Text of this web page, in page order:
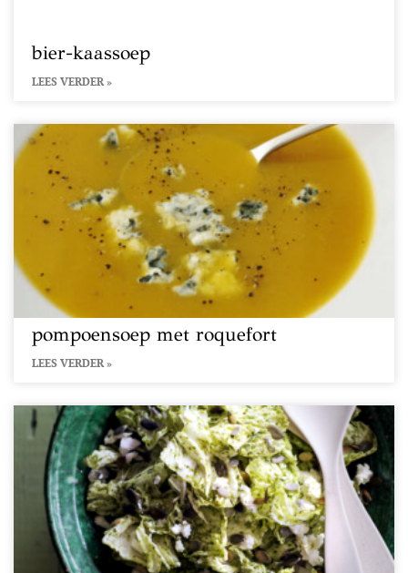
bier-kaassoep
LEES VERDER »
pompoensoep met roquefort
LEES VERDER »